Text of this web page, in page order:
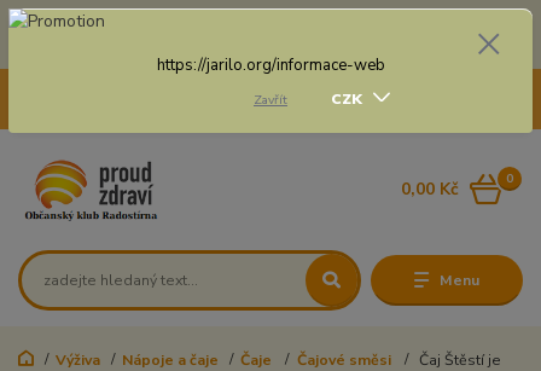
Doprava zdarma na některé druhy dopravy při nákupu
Menu
CZK
0
0,00 Kč
Výživa Nápoje a čaje Čaje Čajové směsi
Čaj Štěstí je
https://jarilo.org/informace-web
Zavřít